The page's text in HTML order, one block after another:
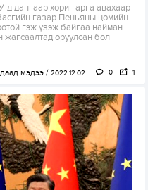
дангаар хориг арга авахаар
газар Пёньяны цөмийн
гэж үзэж байгаа найман
жагсаалтад оруулсан бол
мэдээ 2022.12.02 0 1